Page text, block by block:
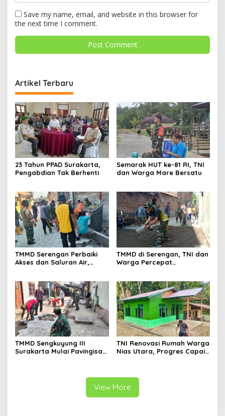
Save my name, email, and website in this browser for
the next time I comment.
Artikel Terbaru
23 Tahun PPAD Surakarta,
Pengabdian Tak Berhenti
Semarak HUT ke-81 RI, TNI
dan Warga Mare Bersatu
TMMD Serengan Perbaiki
Akses dan Saluran Air,
TMMD di Serengan, TNI dan
Warga Percepat
TMMD Sengkuyung III
Surakarta Mulai Pavingisasi
TNI Renovasi Rumah Warga
Nias Utara, Progres Capai
View More